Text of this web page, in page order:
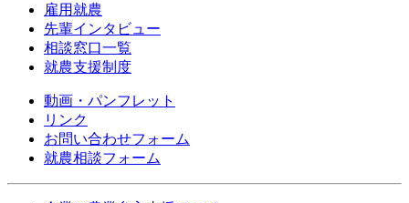
雇用就農
先輩インタビュー
相談窓口一覧
就農支援制度
動画・パンフレット
リンク
お問い合わせフォーム
就農相談フォーム